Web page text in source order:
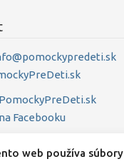
web používa súbory
PomockyPreDeti.sk
na Facebooku